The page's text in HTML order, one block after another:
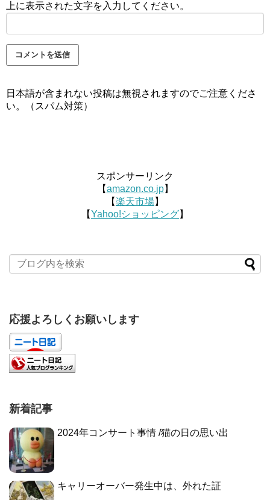
上に表示された文字を入力してください。
日本語が含まれない投稿は無視されますのでご注意くださ
い。（スパム対策）
スポンサーリンク
【amazon.co.jp】
【楽天市場】
【Yahoo!ショッピング】
応援よろしくお願いします
新着記事
2024年コンサート事情 /猫の日の思い出
キャリーオーバー発生中は、外れた証